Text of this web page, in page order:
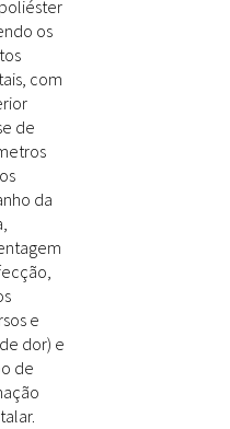
os
com
de
da
e
dor) e
de